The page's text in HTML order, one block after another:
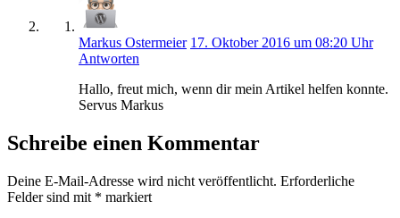
Markus Ostermeier 17. Oktober 2016 um 08:20 Uhr
Antworten
Hallo, freut mich, wenn dir mein Artikel helfen konnte.
Servus Markus
Schreibe einen Kommentar
Deine E-Mail-Adresse wird nicht veröffentlicht. Erforderliche
Felder sind mit * markiert